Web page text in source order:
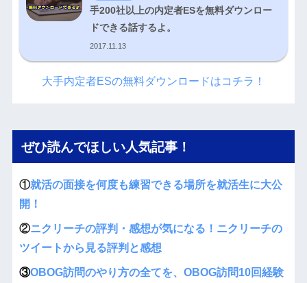
手200社以上の内定者ESを無料ダウンロー
ドできる話するよ。
2017.11.13
大手内定者ESの無料ダウンロードはコチラ！
ぜひ読んでほしい人気記事！
①就活の面接を何度も練習できる場所を就活生に大公
開！
②ニクリーチの評判・感想が気になる！ニクリーチの
ツイートから見る評判と感想
③OBOG訪問のやり方の全てを、OBOG訪問10回経験